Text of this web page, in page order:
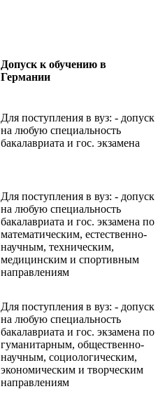
Допуск к обучению в
Германии
Для поступления в вуз: - допуск
на любую специальность
бакалавриата и гос. экзамена
Для поступления в вуз: - допуск
на любую специальность
бакалавриата и гос. экзамена по
математическим, естественно-
научным, техническим,
медицинским и спортивным
направлениям
Для поступления в вуз: - допуск
на любую специальность
бакалавриата и гос. экзамена по
гуманитарным, общественно-
научным, социологическим,
экономическим и творческим
направлениям